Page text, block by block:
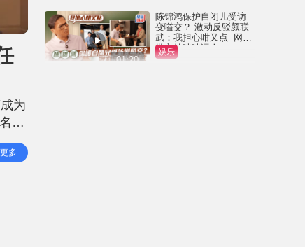
为
成
提
多
01:20
陈锦鸿保护自闭儿受访
变嗌交？ 激动反驳颜联
武：我担心咁又点 网民
批主持咄咄逼人
娱乐